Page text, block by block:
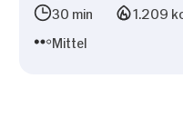
30 min
1.209
Mittel